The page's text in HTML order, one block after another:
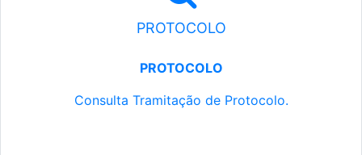
PROTOCOLO
PROTOCOLO
Consulta Tramitação de Protocolo.